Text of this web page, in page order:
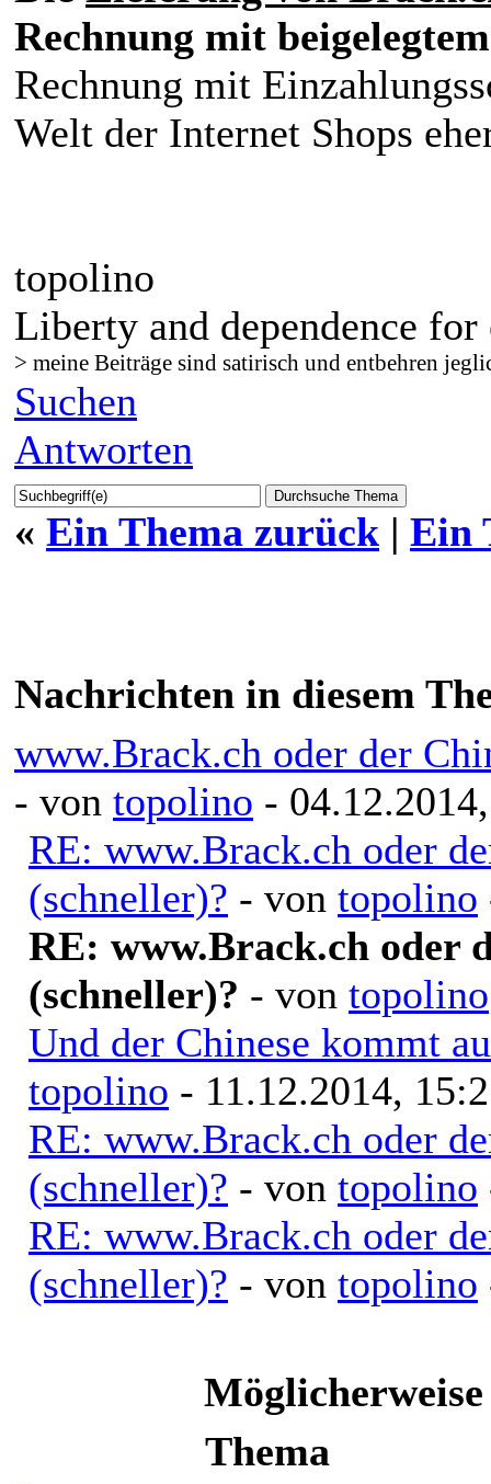
Rechnung mit
Rechnung mit
Welt der Internet Shops
topolino
Liberty and dependence for
> meine Beiträge sind satirisch und entbehren
Suchen
Antworten
« Ein Thema zurück | Ein
Nachrichten in diesem
www.Brack.ch oder der
- von topolino -
RE: www.Brack.ch oder
(schneller)? - von topolino
RE: www.Brack.ch oder
(schneller)? - von topolino
Und der Chinese kommt
topolino - 11.12.2014,
RE: www.Brack.ch oder
(schneller)? - von topolino
RE: www.Brack.ch oder
(schneller)? - von topolino
Thema